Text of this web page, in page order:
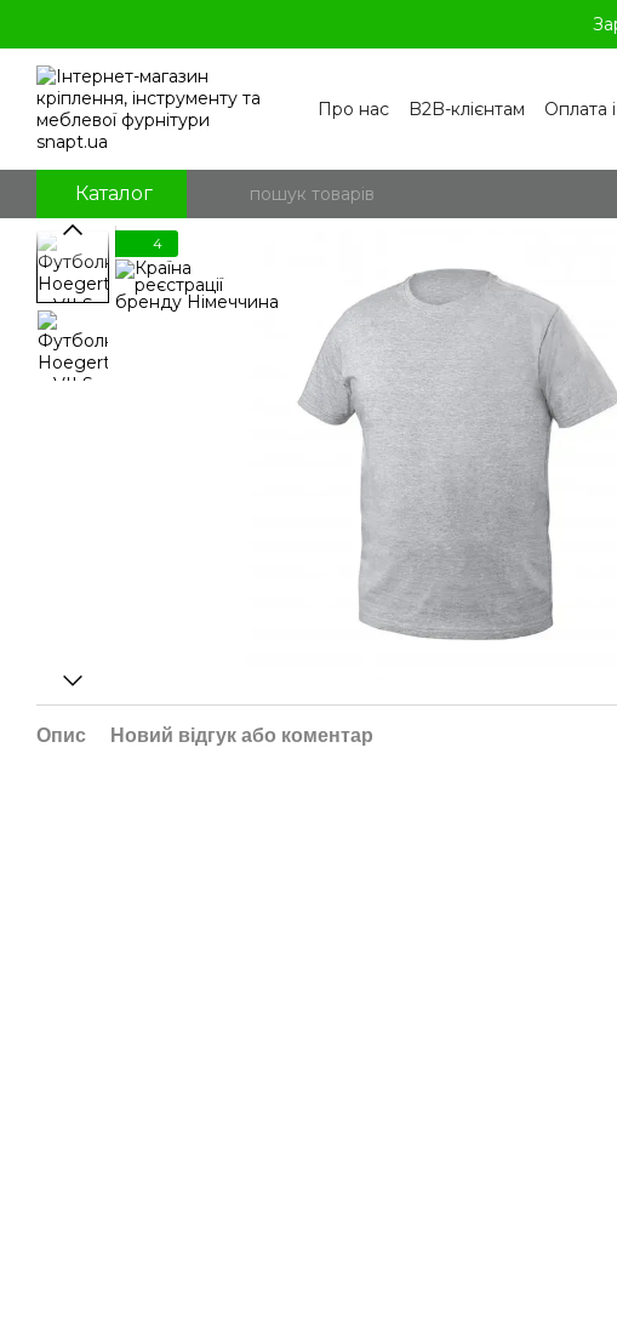
Про нас B2B-клієнтам Оплата
Блог
Каталог
4
Опис Новий відгук або коментар